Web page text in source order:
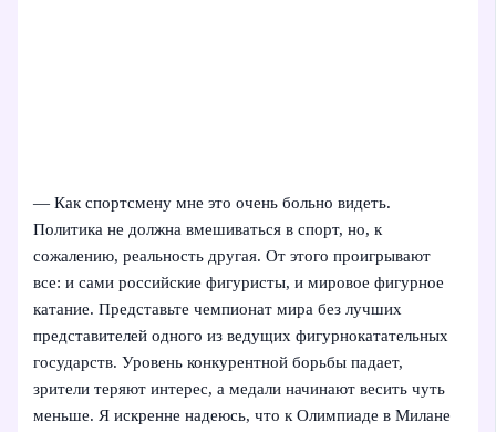
— Как спортсмену мне это очень больно видеть.
Политика не должна вмешиваться в спорт, но, к
сожалению, реальность другая. От этого проигрывают
все: и сами российские фигуристы, и мировое фигурное
катание. Представьте чемпионат мира без лучших
представителей одного из ведущих фигурнокатательных
государств. Уровень конкурентной борьбы падает,
зрители теряют интерес, а медали начинают весить чуть
меньше. Я искренне надеюсь, что к Олимпиаде в Милане